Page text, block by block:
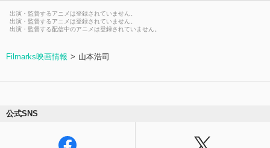
出演・監督するアニメは登録されていません。
出演・監督するアニメは登録されていません。
出演・監督する配信中のアニメは登録されていません。
Filmarks映画情報 山本浩司
公式SNS